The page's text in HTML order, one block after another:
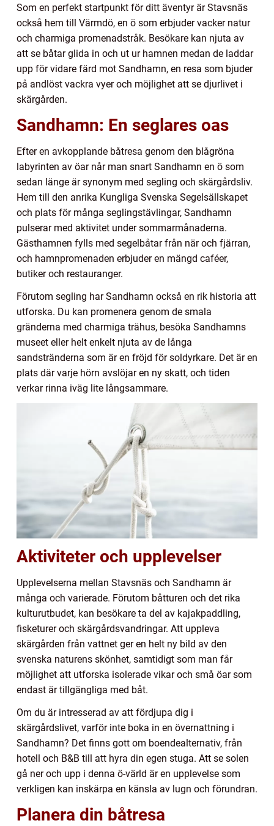
Som en perfekt startpunkt för ditt äventyr är Stavsnäs
också hem till Värmdö, en ö som erbjuder vacker natur
och charmiga promenadstråk. Besökare kan njuta av
att se båtar glida in och ut ur hamnen medan de laddar
upp för vidare färd mot Sandhamn, en resa som bjuder
på andlöst vackra vyer och möjlighet att se djurlivet i
skärgården.
Sandhamn: En seglares oas
Efter en avkopplande båtresa genom den blågröna
labyrinten av öar når man snart Sandhamn en ö som
sedan länge är synonym med segling och skärgårdsliv.
Hem till den anrika Kungliga Svenska Segelsällskapet
och plats för många seglingstävlingar, Sandhamn
pulserar med aktivitet under sommarmånaderna.
Gästhamnen fylls med segelbåtar från när och fjärran,
och hamnpromenaden erbjuder en mängd caféer,
butiker och restauranger.
Förutom segling har Sandhamn också en rik historia att
utforska. Du kan promenera genom de smala
gränderna med charmiga trähus, besöka Sandhamns
museet eller helt enkelt njuta av de långa
sandstränderna som är en fröjd för soldyrkare. Det är en
plats där varje hörn avslöjar en ny skatt, och tiden
verkar rinna iväg lite långsammare.
Aktiviteter och upplevelser
Upplevelserna mellan Stavsnäs och Sandhamn är
många och varierade. Förutom båtturen och det rika
kulturutbudet, kan besökare ta del av kajakpaddling,
fisketurer och skärgårdsvandringar. Att uppleva
skärgården från vattnet ger en helt ny bild av den
svenska naturens skönhet, samtidigt som man får
möjlighet att utforska isolerade vikar och små öar som
endast är tillgängliga med båt.
Om du är intresserad av att fördjupa dig i
skärgårdslivet, varför inte boka in en övernattning i
Sandhamn? Det finns gott om boendealternativ, från
hotell och B&B till att hyra din egen stuga. Att se solen
gå ner och upp i denna ö-värld är en upplevelse som
verkligen kan inskärpa en känsla av lugn och förundran.
Planera din båtresa